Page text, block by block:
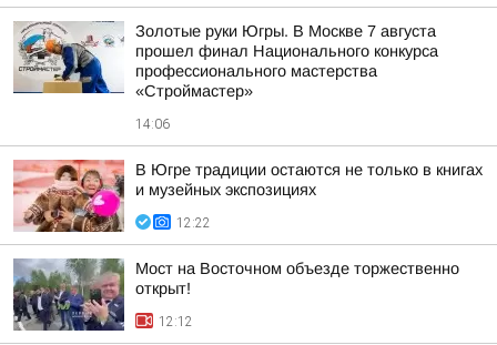
Золотые руки Югры. В Москве 7 августа
прошел финал Национального конкурса
профессионального мастерства
«Строймастер»
14:06
В Югре традиции остаются не только в книгах
и музейных экспозициях
12:22
Мост на Восточном объезде торжественно
открыт!
12:12